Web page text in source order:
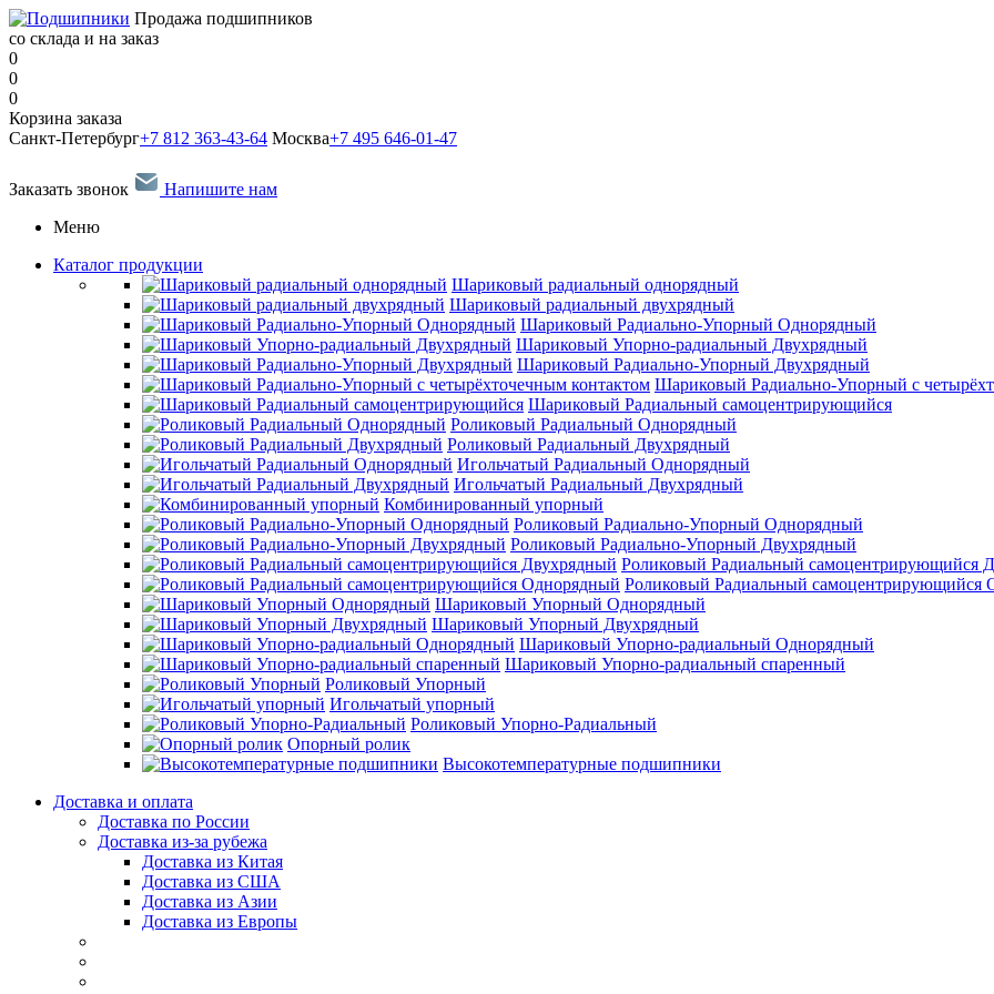
Продажа подшипников
со склада и на заказ
0
0
0
Корзина заказа
Санкт-Петербург+7 812 363-43-64 Москва+7 495 646-01-47
Заказать звонок
Напишите нам
Меню
Каталог продукции
Шариковый радиальный однорядный
Шариковый радиальный двухрядный
Шариковый Радиально-Упорный Однорядный
Шариковый Упорно-радиальный Двухрядный
Шариковый Радиально-Упорный Двухрядный
Шариковый Радиально-Упорный с
Шариковый Радиальный самоцентрирующийся
Роликовый Радиальный Однорядный
Роликовый Радиальный Двухрядный
Игольчатый Радиальный Однорядный
Игольчатый Радиальный Двухрядный
Комбинированный упорный
Роликовый Радиально-Упорный Однорядный
Роликовый Радиально-Упорный Двухрядный
Роликовый Радиальный самоцентрирующийся
Роликовый Радиальный самоцентрирующийся
Шариковый Упорный Однорядный
Шариковый Упорный Двухрядный
Шариковый Упорно-радиальный Однорядный
Шариковый Упорно-радиальный спаренный
Роликовый Упорный
Игольчатый упорный
Роликовый Упорно-Радиальный
Опорный ролик
Высокотемпературные подшипники
Доставка и оплата
Доставка по России
Доставка из-за рубежа
Доставка из Китая
Доставка из США
Доставка из Азии
Доставка из Европы